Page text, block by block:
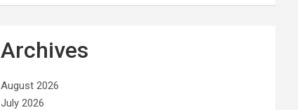
Archives
August 2026
July 2026